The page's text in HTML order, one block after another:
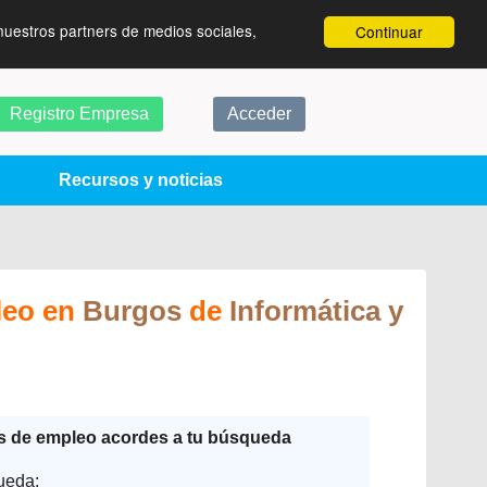
Continuar
partners de medios sociales,
Registro Empresa Acceder
Recursos y noticias
en Burgos de Informática y
de empleo acordes a tu búsqueda